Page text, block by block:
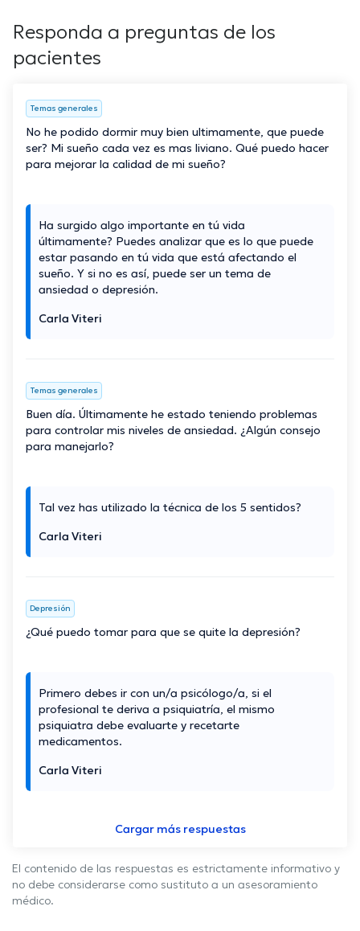
Responda a preguntas de los
pacientes
Temas generales
No he podido dormir muy bien ultimamente, que puede
ser? Mi sueño cada vez es mas liviano. Qué puedo hacer
para mejorar la calidad de mi sueño?
Ha surgido algo importante en tú vida
últimamente? Puedes analizar que es lo que puede
estar pasando en tú vida que está afectando el
sueño. Y si no es así, puede ser un tema de
ansiedad o depresión.
Carla Viteri
Temas generales
Buen día. Últimamente he estado teniendo problemas
para controlar mis niveles de ansiedad. ¿Algún consejo
para manejarlo?
Tal vez has utilizado la técnica de los 5 sentidos?
Carla Viteri
Depresión
¿Qué puedo tomar para que se quite la depresión?
Primero debes ir con un/a psicólogo/a, si el
profesional te deriva a psiquiatría, el mismo
psiquiatra debe evaluarte y recetarte
medicamentos.
Carla Viteri
Cargar más respuestas
El contenido de las respuestas es estrictamente informativo y
no debe considerarse como sustituto a un asesoramiento
médico.